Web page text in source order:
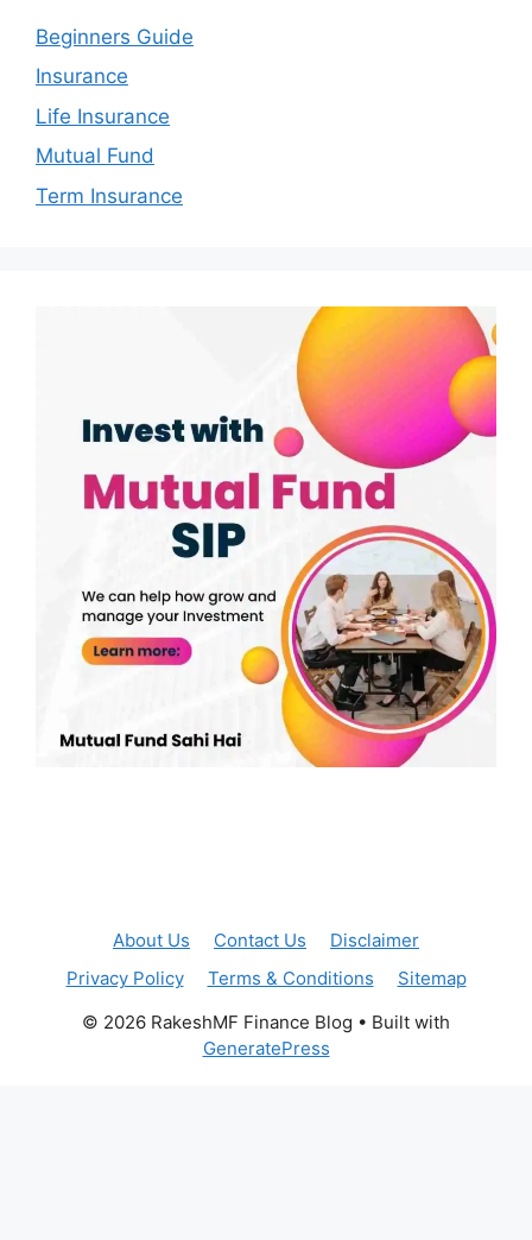
Beginners Guide
Insurance
Life Insurance
Mutual Fund
Term Insurance
About Us Contact Us
Disclaimer
Privacy Policy
Terms & Conditions
Sitemap
© 2026 RakeshMF Finance Blog • Built with
GeneratePress